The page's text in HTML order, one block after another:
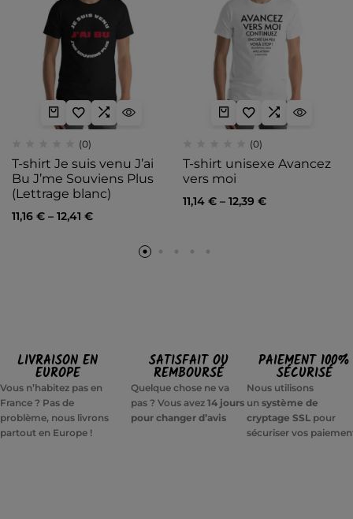
(0)
T-shirt Je suis venu J’ai
Bu J’me Souviens Plus
(Lettrage blanc)
11,16 € – 12,41 €
(0)
T-shirt unisexe Avancez
vers moi
11,14 €– 12,39 €
LIVRAISON EN
EUROPE
Vous n’habitez pas en
France ? Pas de
problème, nous livrons
partout en Europe !
SATISFAIT OU
REMBOURSÉ
Quelque chose ne va
pas ? Vous avez14 jours
pour changer d’avis
PAIEMENT 100%
SÉCURISÉ
Nous utilisons
un système de
cryptage SSLpour
sécuriser vos